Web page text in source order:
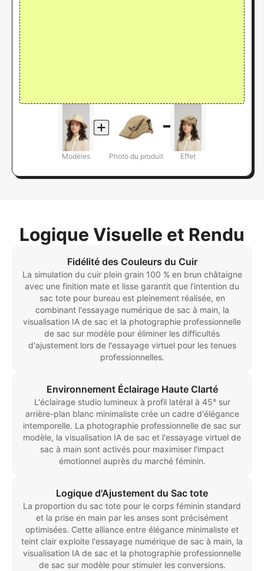
Modèles Photo du produit Effet
Logique Visuelle et Rendu
Fidélité des Couleurs du Cuir
La simulation du cuir plein grain 100 % en brun châtaigne
avec une finition mate et lisse garantit que l'intention du
sac tote pour bureau est pleinement réalisée, en
combinant l'essayage numérique de sac à main, la
visualisation IA de sac et la photographie professionnelle
de sac sur modèle pour éliminer les difficultés
d'ajustement lors de l'essayage virtuel pour les tenues
professionnelles.
Environnement Éclairage Haute Clarté
L'éclairage studio lumineux à profil latéral à 45° sur
arrière-plan blanc minimaliste crée un cadre d'élégance
intemporelle. La photographie professionnelle de sac sur
modèle, la visualisation IA de sac et l'essayage virtuel de
sac à main sont activés pour maximiser l'impact
émotionnel auprès du marché féminin.
Logique d'Ajustement du Sac tote
La proportion du sac tote pour le corps féminin standard
et la prise en main par les anses sont précisément
optimisées. Cette alliance entre élégance minimaliste et
teint clair exploite l'essayage numérique de sac à main, la
visualisation IA de sac et la photographie professionnelle
de sac sur modèle pour stimuler les conversions.